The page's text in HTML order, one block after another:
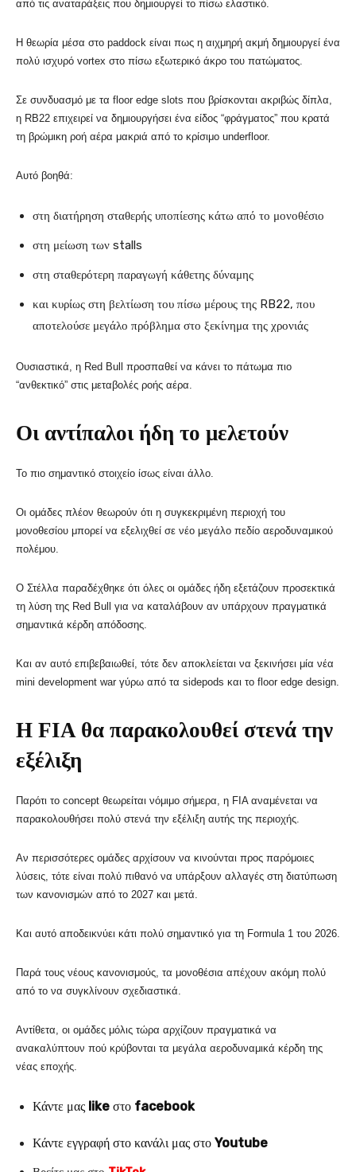
από τις αναταράξεις που δημιουργεί το πίσω ελαστικό.
Η θεωρία μέσα στο paddock είναι πως η αιχμηρή ακμή δημιουργεί ένα
πολύ ισχυρό vortex στο πίσω εξωτερικό άκρο του πατώματος.
Σε συνδυασμό με τα floor edge slots που βρίσκονται ακριβώς δίπλα,
η RB22 επιχειρεί να δημιουργήσει ένα είδος “φράγματος” που κρατά
τη βρώμικη ροή αέρα μακριά από το κρίσιμο underfloor.
Αυτό βοηθά:
στη διατήρηση σταθερής υποπίεσης κάτω από το μονοθέσιο
στη μείωση των stalls
στη σταθερότερη παραγωγή κάθετης δύναμης
και κυρίως στη βελτίωση του πίσω μέρους της RB22, που
αποτελούσε μεγάλο πρόβλημα στο ξεκίνημα της χρονιάς
Ουσιαστικά, η Red Bull προσπαθεί να κάνει το πάτωμα πιο
“ανθεκτικό” στις μεταβολές ροής αέρα.
Οι αντίπαλοι ήδη το μελετούν
Το πιο σημαντικό στοιχείο ίσως είναι άλλο.
Οι ομάδες πλέον θεωρούν ότι η συγκεκριμένη περιοχή του
μονοθεσίου μπορεί να εξελιχθεί σε νέο μεγάλο πεδίο αεροδυναμικού
πολέμου.
Ο Στέλλα παραδέχθηκε ότι όλες οι ομάδες ήδη εξετάζουν προσεκτικά
τη λύση της Red Bull για να καταλάβουν αν υπάρχουν πραγματικά
σημαντικά κέρδη απόδοσης.
Και αν αυτό επιβεβαιωθεί, τότε δεν αποκλείεται να ξεκινήσει μία νέα
mini development war γύρω από τα sidepods και το floor edge design.
Η FIA θα παρακολουθεί στενά την
εξέλιξη
Παρότι το concept θεωρείται νόμιμο σήμερα, η FIA αναμένεται να
παρακολουθήσει πολύ στενά την εξέλιξη αυτής της περιοχής.
Αν περισσότερες ομάδες αρχίσουν να κινούνται προς παρόμοιες
λύσεις, τότε είναι πολύ πιθανό να υπάρξουν αλλαγές στη διατύπωση
των κανονισμών από το 2027 και μετά.
Και αυτό αποδεικνύει κάτι πολύ σημαντικό για τη Formula 1 του 2026.
Παρά τους νέους κανονισμούς, τα μονοθέσια απέχουν ακόμη πολύ
από το να συγκλίνουν σχεδιαστικά.
Αντίθετα, οι ομάδες μόλις τώρα αρχίζουν πραγματικά να
ανακαλύπτουν πού κρύβονται τα μεγάλα αεροδυναμικά κέρδη της
νέας εποχής.
Κάντε μας like στο facebook
Κάντε εγγραφή στο κανάλι μας στο Youtube